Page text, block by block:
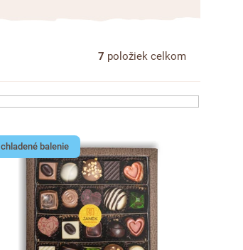
7 položiek celkom
chladené balenie